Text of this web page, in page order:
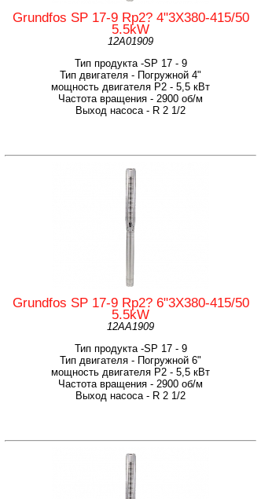
Grundfos SP 17-9 Rp2? 4"3X380-415/50
5.5kW
12A01909
Тип продукта -SP 17 - 9
Тип двигателя - Погружной 4"
мощность двигателя Р2 - 5,5 кВт
Частота вращения - 2900 об/м
Выход насоса - R 2 1/2
Grundfos SP 17-9 Rp2? 6"3X380-415/50
5.5kW
12AA1909
Тип продукта -SP 17 - 9
Тип двигателя - Погружной 6"
мощность двигателя Р2 - 5,5 кВт
Частота вращения - 2900 об/м
Выход насоса - R 2 1/2